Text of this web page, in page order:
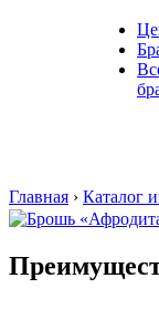
Главная › Каталог